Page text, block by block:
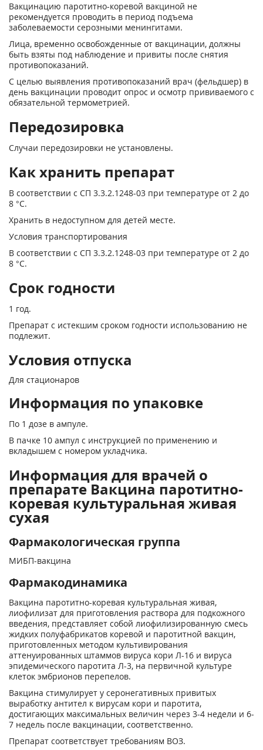
Вакцинацию паротитно-коревой вакциной не
рекомендуется проводить в период подъема
заболеваемости серозными менингитами.
Лица, временно освобожденные от вакцинации, должны
быть взяты под наблюдение и привиты после снятия
противопоказаний.
С целью выявления противопоказаний врач (фельдшер) в
день вакцинации проводит опрос и осмотр прививаемого с
обязательной термометрией.
Передозировка
Случаи передозировки не установлены.
Как хранить препарат
В соответствии с СП 3.3.2.1248-03 при температуре от 2 до
8 °С.
Хранить в недоступном для детей месте.
Условия транспортирования
В соответствии с СП 3.3.2.1248-03 при температуре от 2 до
8 °С.
Срок годности
1 год.
Препарат с истекшим сроком годности использованию не
подлежит.
Условия отпуска
Для стационаров
Информация по упаковке
По 1 дозе в ампуле.
В пачке 10 ампул с инструкцией по применению и
вкладышем с номером укладчика.
Информация для врачей о
препарате Вакцина паротитно-
коревая культуральная живая
сухая
Фармакологическая группа
МИБП-вакцина
Фармакодинамика
Вакцина паротитно-коревая культуральная живая,
лиофилизат для приготовления раствора для подкожного
введения, представляет собой лиофилизированную смесь
жидких полуфабрикатов коревой и паротитной вакцин,
приготовленных методом культивирования
аттенуированных штаммов вируса кори Л-16 и вируса
эпидемического паротита Л-3, на первичной культуре
клеток эмбрионов перепелов.
Вакцина стимулирует у серонегативных привитых
выработку антител к вирусам кори и паротита,
достигающих максимальных величин через 3-4 недели и 6-
7 недель после вакцинации, соответственно.
Препарат соответствует требованиям ВОЗ.